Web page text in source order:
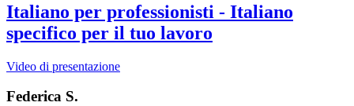
Italiano per professionisti - Italiano
specifico per il tuo lavoro
Video di presentazione
Federica S.